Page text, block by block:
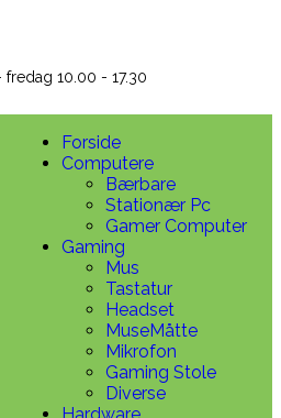
fredag 10.00 - 17.30
Forside
Computere
Bærbare
Stationær Pc
Gamer Computer
Gaming
Mus
Tastatur
Headset
MuseMåtte
Mikrofon
Gaming Stole
Diverse